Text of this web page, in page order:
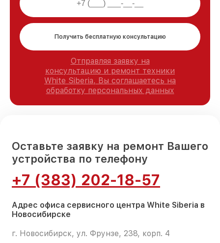
Получить бесплатную консультацию
Отправляя заявку на
консультацию и ремонт техники
White Siberia, Вы соглашаетесь на
обработку персональных данных
Оставьте заявку на ремонт Вашего
устройства по телефону
+7 (383) 202-18-57
Адрес офиса сервисного центра White Siberia в
Новосибирске
г. Новосибирск, ул. Фрунзе, 238, корп. 4